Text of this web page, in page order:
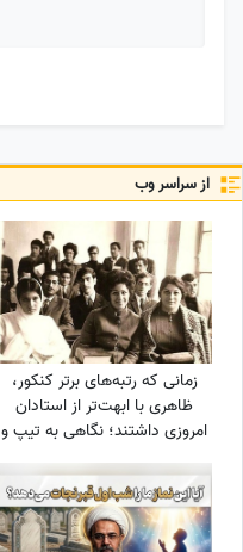
از سراسر وب
زمانی که رتبه‌های برتر کنکور،
ظاهری با ابهت‌تر از استادان
امروزی داشتند؛ نگاهی به تیپ و
استایل رتبه‌های برتر کنکور سال
1354 + عکس